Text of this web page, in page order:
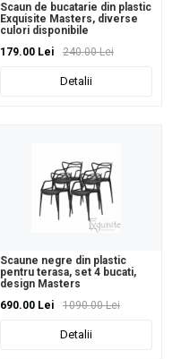
Scaun de bucatarie din plastic
Exquisite Masters, diverse
culori disponibile
179.00 Lei
240.00 Lei
Detalii
Scaune negre din plastic
pentru terasa, set 4 bucati,
design Masters
690.00 Lei
1090.00 Lei
Detalii